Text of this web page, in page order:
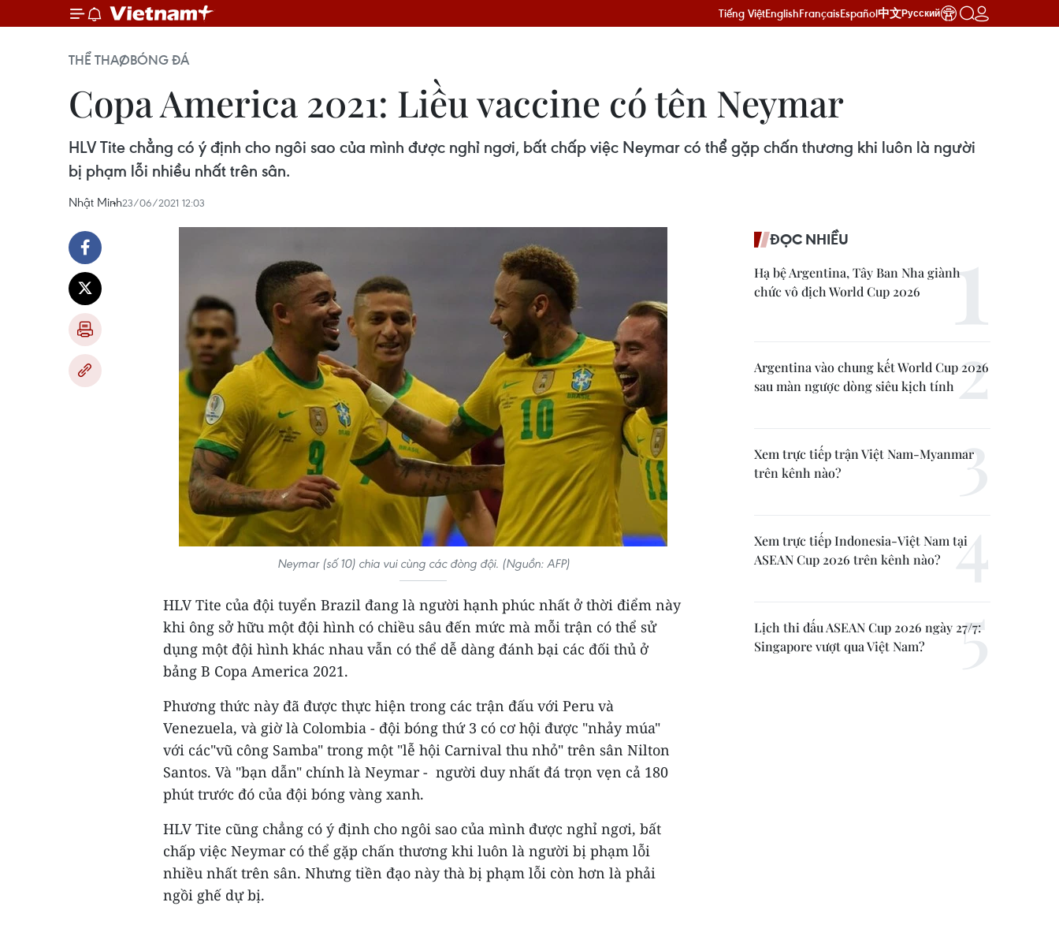
Tiếng ViệtEnglishFrançaisEspañol中文Русский
THỂ THAOBÓNG ĐÁ
Copa America 2021: Liều vaccine có tên Neymar
HLV Tite chẳng có ý định cho ngôi sao của mình được nghỉ ngơi, bất chấp việc Neymar có thể gặp chấn thương khi luôn là người
bị phạm lỗi nhiều nhất trên sân.
Nhật Minh23/06/2021 12:03
Neymar (số 10) chia vui cùng các đòng đội. (Nguồn: AFP)
HLV Tite của đội tuyển Brazil đang là người hạnh phúc nhất ở thời điểm này
khi ông sở hữu một đội hình có chiều sâu đến mức mà mỗi trận có thể sử
dụng một đội hình khác nhau vẫn có thể dễ dàng đánh bại các đối thủ ở
bảng B Copa America 2021.
Phương thức này đã được thực hiện trong các trận đấu với Peru và
Venezuela, và giờ là Colombia - đội bóng thứ 3 có cơ hội được "nhảy múa"
với các"vũ công Samba" trong một "lễ hội Carnival thu nhỏ" trên sân Nilton
Santos. Và "bạn dẫn" chính là Neymar - người duy nhất đá trọn vẹn cả 180
phút trước đó của đội bóng vàng xanh.
HLV Tite cũng chẳng có ý định cho ngôi sao của mình được nghỉ ngơi, bất
chấp việc Neymar có thể gặp chấn thương khi luôn là người bị phạm lỗi
nhiều nhất trên sân. Nhưng tiền đạo này thà bị phạm lỗi còn hơn là phải
ngồi ghế dự bị.
ĐỌC NHIỀU
Hạ bệ Argentina, Tây Ban Nha giành
chức vô địch World Cup 2026
Argentina vào chung kết World Cup 2026
sau màn ngược dòng siêu kịch tính
Xem trực tiếp trận Việt Nam-Myanmar
trên kênh nào?
Xem trực tiếp Indonesia-Việt Nam tại
ASEAN Cup 2026 trên kênh nào?
Lịch thi đấu ASEAN Cup 2026 ngày 27/7:
Singapore vượt qua Việt Nam?